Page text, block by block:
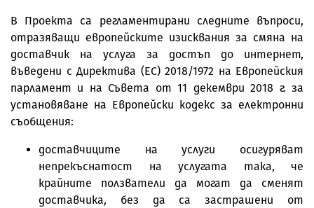
В Проекта са регламентирани следните въпроси,
отразяващи европейските изисквания за смяна на
доставчик на услуга за достъп до интернет,
въведени с Директива (EС) 2018/1972 на Европейския
парламент и на Съвета от 11 декември 2018 г. за
установяване на Европейски кодекс за електронни
съобщения:
доставчиците на услуги осигуряват
непрекъснатост на услугата така, че
крайните ползватели да могат да сменят
доставчика, без да са застрашени от